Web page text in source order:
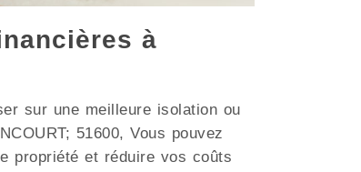
à
sur une meilleure isolation ou
51600, Vous pouvez
propriété et réduire vos coûts